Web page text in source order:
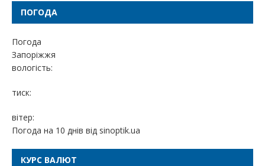
ПОГОДА
Погода
Запоріжжя
вологість:
тиск:
вітер:
Погода на 10 днів від sinoptik.ua
КУРС ВАЛЮТ